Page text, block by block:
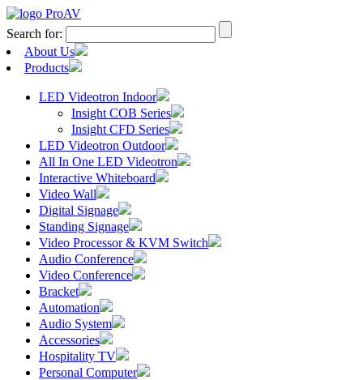
Search for:
About Us
Products
LED Videotron Indoor
Insight COB Series
Insight CFD Series
LED Videotron Outdoor
All In One LED Videotron
Interactive Whiteboard
Video Wall
Digital Signage
Standing Signage
Video Processor & KVM Switch
Audio Conference
Video Conference
Bracket
Automation
Audio System
Accessories
Hospitality TV
Personal Computer